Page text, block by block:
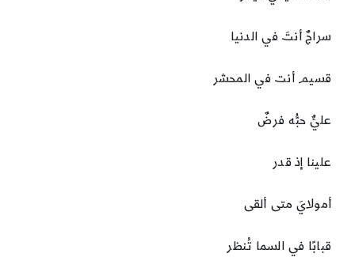
سراجٌ أنتَ في الدنيا
قسيم أنت في المحشر
عليٌّ حبُّه فرضٌ
علينا إذ قدر
أمولايَ متى ألقى
قبابًا في السما تُنظر